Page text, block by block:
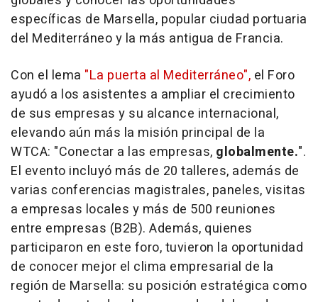
específicas de Marsella, popular ciudad portuaria
del Mediterráneo y la más antigua de Francia.
Con el lema "La puerta al Mediterráneo", el Foro
ayudó a los asistentes a ampliar el crecimiento
de sus empresas y su alcance internacional,
elevando aún más la misión principal de la
WTCA: "Conectar a las empresas, globalmente.".
El evento incluyó más de 20 talleres, además de
varias conferencias magistrales, paneles, visitas
a empresas locales y más de 500 reuniones
entre empresas (B2B). Además, quienes
participaron en este foro, tuvieron la oportunidad
de conocer mejor el clima empresarial de la
región de Marsella: su posición estratégica como